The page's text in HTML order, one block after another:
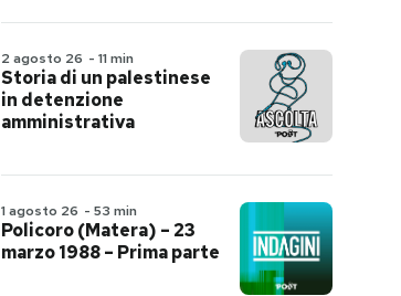
2 agosto 26 - 11 min
Storia di un palestinese
in detenzione
amministrativa
1 agosto 26 - 53 min
Policoro (Matera) – 23
marzo 1988 – Prima parte